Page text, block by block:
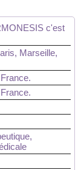
c'est
Marseille,